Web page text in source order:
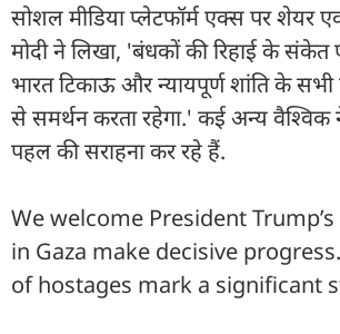
सोशल मीडिया प्लेटफॉर्म एक्स पर शेयर
मोदी ने लिखा, 'बंधकों की रिहाई के
भारत टिकाऊ और न्यायपूर्ण शांति के सभी
से समर्थन करता रहेगा.' कई अन्य वैश्विक
पहल की सराहना कर रहे हैं.
We welcome President
in Gaza make decisive
of hostages mark a significant